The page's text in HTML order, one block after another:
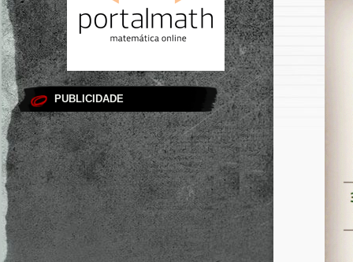
PUBLICIDADE